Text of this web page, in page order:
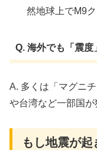
然地球上でM9
Q. 海外でも「震度
A. 多くは「マグニ
や台湾など一部国が
もし地震が